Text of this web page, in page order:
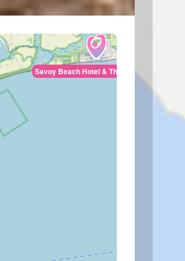
Savoy Beach Hotel & Thermal SPA